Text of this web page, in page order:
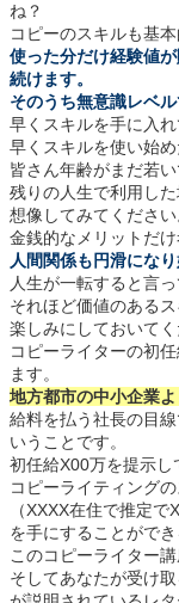
ね？
コピーのスキルも基本
使った分だけ経験値
続けます。
そのうち無意識レベ
早くスキルを手に入
早くスキルを使い始
皆さん年齢がまだ若
残りの人生で利用し
想像してみてください
金銭的なメリットだ
人間関係も円滑にな
人生が一転すると言
それほど価値のある
楽しみにしておいてく
コピーライターの初
ます。
地方都市の中小企業
給料を払う社長の目
いうことです。
初任給X00万を提示し
コピーライティング
（XXXX在住で推定
を手にすることがで
このコピーライター講
そしてあなたが受け